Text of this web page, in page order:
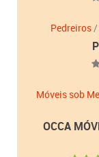
Pedreiros/
Móveis sob
OCCA